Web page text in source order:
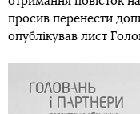
просив перенести
опублікував лист